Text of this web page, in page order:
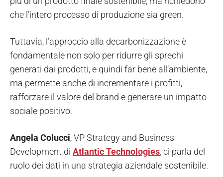
che l’intero processo di produzione sia green.
Tuttavia, l’approccio alla decarbonizzazione è
fondamentale non solo per ridurre gli sprechi
generati dai prodotti, e quindi far bene all’ambiente,
ma permette anche di incrementare i profitti,
rafforzare il valore del brand e generare un impatto
sociale positivo.
Angela Colucci, VP Strategy and Business
Development di Atlantic Technologies, ci parla del
ruolo dei dati in una strategia aziendale sostenibile.